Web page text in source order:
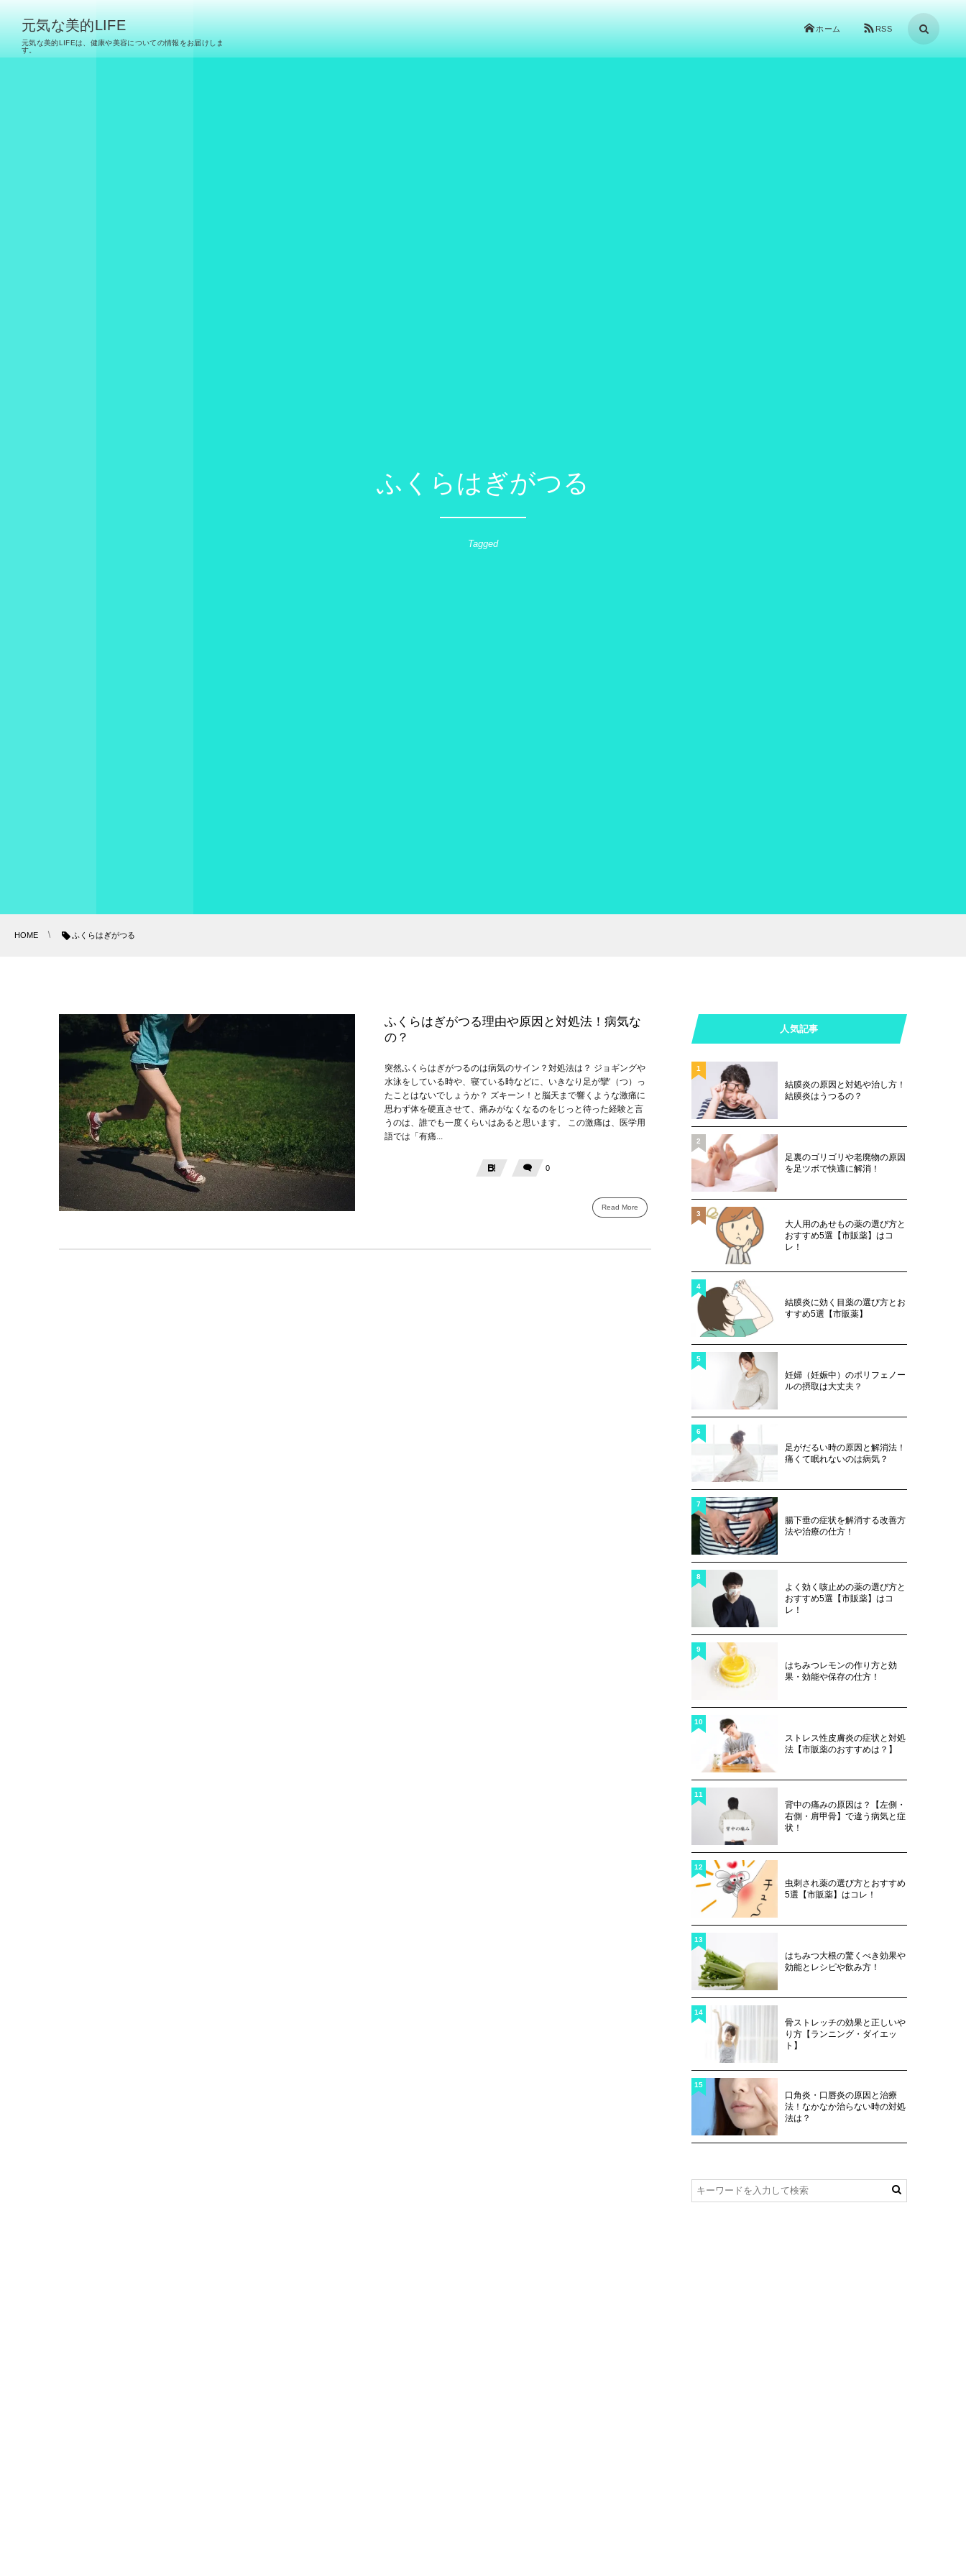
元気な美的LIFE
元気な美的LIFEは、健康や美容についての情報をお届けしま
す。
ホーム RSS
ふくらはぎがつる
Tagged
HOME ふくらはぎがつる
ふくらはぎがつる理由や原因と対処法！病気な
の？
突然ふくらはぎがつるのは病気のサイン？対処法は？ ジョギングや
水泳をしている時や、寝ている時などに、いきなり足が攣‘（つ）っ
たことはないでしょうか？ ズキーン！と脳天まで響くような激痛に
思わず体を硬直させて、痛みがなくなるのをじっと待った経験と言
うのは、誰でも一度くらいはあると思います。 この激痛は、医学用
語では「有痛...
0
Read More
人気記事
結膜炎の原因と対処や治し方！
結膜炎はうつるの？
1
足裏のゴリゴリや老廃物の原因
を足ツボで快適に解消！
2
大人用のあせもの薬の選び方と
おすすめ5選【市販薬】はコ
レ！
3
結膜炎に効く目薬の選び方とお
すすめ5選【市販薬】
4
妊婦（妊娠中）のポリフェノー
ルの摂取は大丈夫？
5
足がだるい時の原因と解消法！
痛くて眠れないのは病気？
6
腸下垂の症状を解消する改善方
法や治療の仕方！
7
よく効く咳止めの薬の選び方と
おすすめ5選【市販薬】はコ
レ！
8
はちみつレモンの作り方と効
果・効能や保存の仕方！
9
ストレス性皮膚炎の症状と対処
法【市販薬のおすすめは？】
10
背中の痛みの原因は？【左側・
右側・肩甲骨】で違う病気と症
状！
11
虫刺され薬の選び方とおすすめ
5選【市販薬】はコレ！
12
はちみつ大根の驚くべき効果や
効能とレシピや飲み方！
13
骨ストレッチの効果と正しいや
り方【ランニング・ダイエッ
ト】
14
口角炎・口唇炎の原因と治療
法！なかなか治らない時の対処
法は？
15